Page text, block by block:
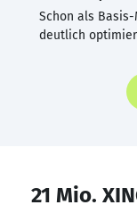
Schon als
deutlich
21 Mio.